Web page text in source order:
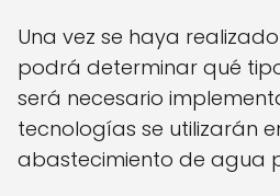
Una vez se haya
podrá determinar qué
será necesario
tecnologías se utilizarán
abastecimiento de agua